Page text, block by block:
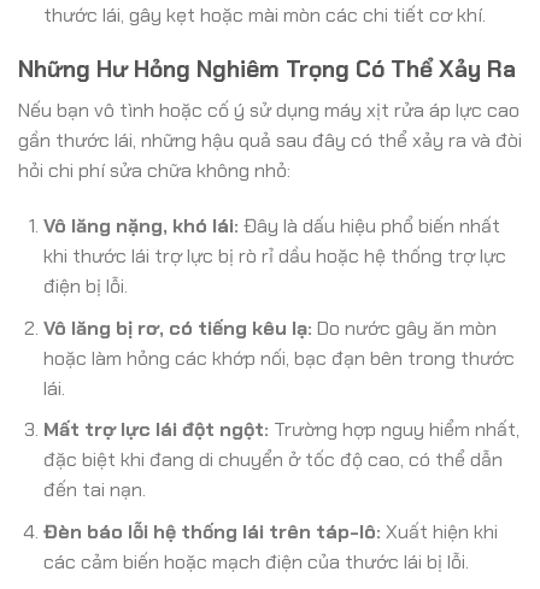
thước lái, gây kẹt hoặc mài mòn các chi tiết cơ khí.
Những Hư Hỏng Nghiêm Trọng Có Thể Xảy Ra
Nếu bạn vô tình hoặc cố ý sử dụng máy xịt rửa áp lực cao
gần thước lái, những hậu quả sau đây có thể xảy ra và đòi
hỏi chi phí sửa chữa không nhỏ:
Vô lăng nặng, khó lái: Đây là dấu hiệu phổ biến nhất
khi thước lái trợ lực bị rò rỉ dầu hoặc hệ thống trợ lực
điện bị lỗi.
Vô lăng bị rơ, có tiếng kêu lạ: Do nước gây ăn mòn
hoặc làm hỏng các khớp nối, bạc đạn bên trong thước
lái.
Mất trợ lực lái đột ngột: Trường hợp nguy hiểm nhất,
đặc biệt khi đang di chuyển ở tốc độ cao, có thể dẫn
đến tai nạn.
Đèn báo lỗi hệ thống lái trên táp-lô: Xuất hiện khi
các cảm biến hoặc mạch điện của thước lái bị lỗi.